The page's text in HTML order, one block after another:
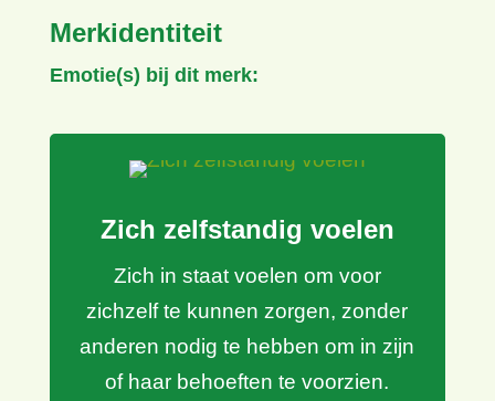
Merkidentiteit
Emotie(s) bij dit merk:
Zich zelfstandig voelen
Zich in staat voelen om voor
zichzelf te kunnen zorgen, zonder
anderen nodig te hebben om in zijn
of haar behoeften te voorzien.